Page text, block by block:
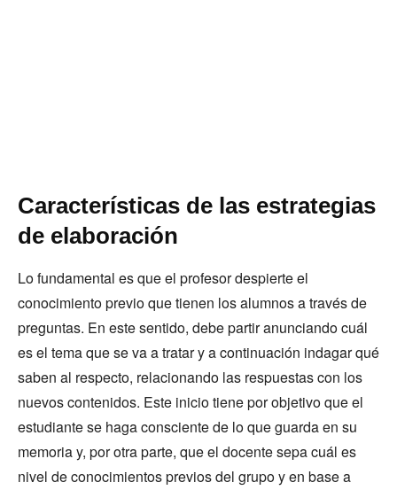
Características de las estrategias
de elaboración
Lo fundamental es que el profesor despierte el
conocimiento previo que tienen los alumnos a través de
preguntas. En este sentido, debe partir anunciando cuál
es el tema que se va a tratar y a continuación indagar qué
saben al respecto, relacionando las respuestas con los
nuevos contenidos. Este inicio tiene por objetivo que el
estudiante se haga consciente de lo que guarda en su
memoria y, por otra parte, que el docente sepa cuál es
nivel de conocimientos previos del grupo y en base a